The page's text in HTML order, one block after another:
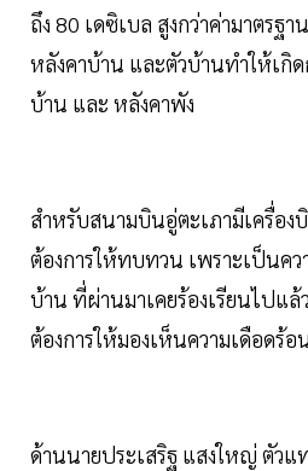
ถึง 80 เดซิเบล สูงกว่าค่ามาตรฐ
หลังคาบ้าน และตัวบ้านทำให้เกิด
บ้าน และ หลังคาพัง
สำหรับสนามบินอู่ตะเภามีเครื่อ
ต้องการให้ทบทวน เพราะเป็นคว
บ้าน ที่ผ่านมาเคยร้องเรียนไปแล้
ต้องการให้มองเห็นความเดือดร้
ด้านนายประเสริฐ แสงใหญ่ ตัว